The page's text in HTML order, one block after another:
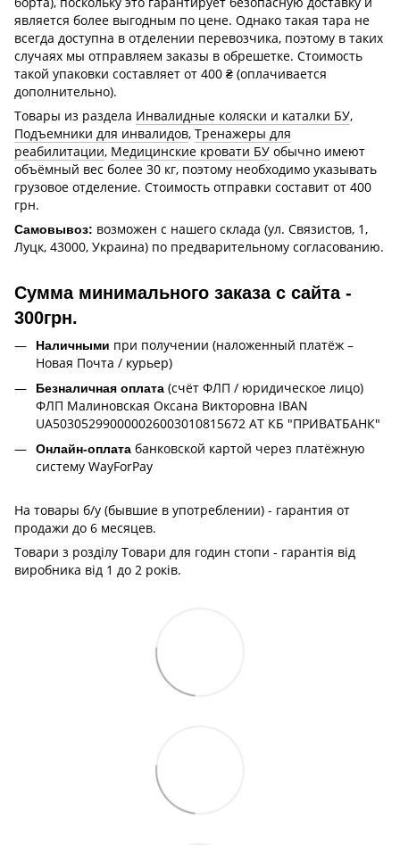
является более выгодным по цене. Однако такая тара не
всегда доступна в отделении перевозчика, поэтому в таких
случаях мы отправляем заказы в обрешетке. Стоимость
такой упаковки составляет от 400 ₴ (оплачивается
дополнительно).
Товары из раздела Инвалидные коляски и каталки БУ,
Подъемники для инвалидов, Тренажеры для
реабилитации, Медицинские кровати БУ обычно имеют
объёмный вес более 30 кг, поэтому необходимо указывать
грузовое отделение. Стоимость отправки составит от 400
грн.
Самовывоз: возможен с нашего склада (ул. Связистов, 1,
Луцк, 43000, Украина) по предварительному согласованию.
Сумма минимального заказа с сайта -
300грн.
Наличными при получении (наложенный платёж –
Новая Почта / курьер)
Безналичная оплата (счёт ФЛП / юридическое лицо)
ФЛП Малиновская Оксана Викторовна IBAN
UA503052990000026003010815672 АТ КБ "ПРИВАТБАНК"
Онлайн-оплата банковской картой через платёжную
систему WayForPay
На товары б/у (бывшие в употреблении) - гарантия от
продажи до 6 месяцев.
Товари з розділу Товари для годин стопи - гарантія від
виробника від 1 до 2 років.